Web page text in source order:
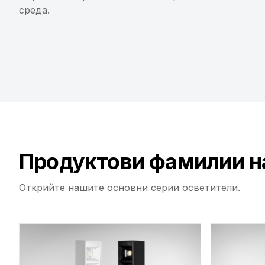
среда.
Индустрия
Продуктови фамилии
Открийте нашите основни серии осветители.